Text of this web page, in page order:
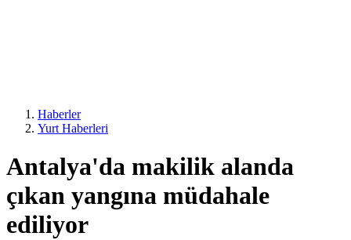
Haberler
Yurt Haberleri
Antalya'da makilik alanda
çıkan yangına müdahale
ediliyor